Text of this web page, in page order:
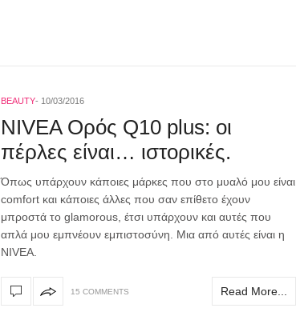
BEAUTY 10/03/2016
NIVEA Ορός Q10 plus: οι
πέρλες είναι… ιστορικές.
Όπως υπάρχουν κάποιες μάρκες που στο μυαλό μου είναι
comfort και κάποιες άλλες που σαν επίθετο έχουν
μπροστά το glamorous, έτσι υπάρχουν και αυτές που
απλά μου εμπνέουν εμπιστοσύνη. Μια από αυτές είναι η
NIVEA.
15 COMMENTS Read More...